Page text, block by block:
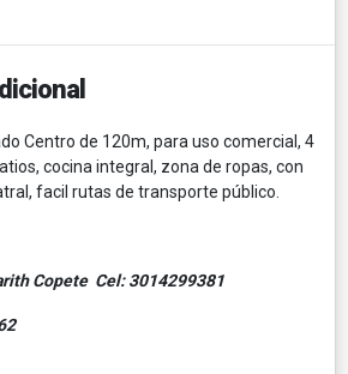
Centro de 120m, para uso comercial, 4
cocina integral, zona de ropas, con
facil rutas de transporte público.
Copete Cel: 3014299381